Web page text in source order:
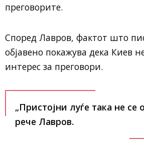
преговорите.
Според Лавров, фактот што
објавено покажува дека Киев
интерес за преговори.
„Пристојни луѓе така не се
рече Лавров.